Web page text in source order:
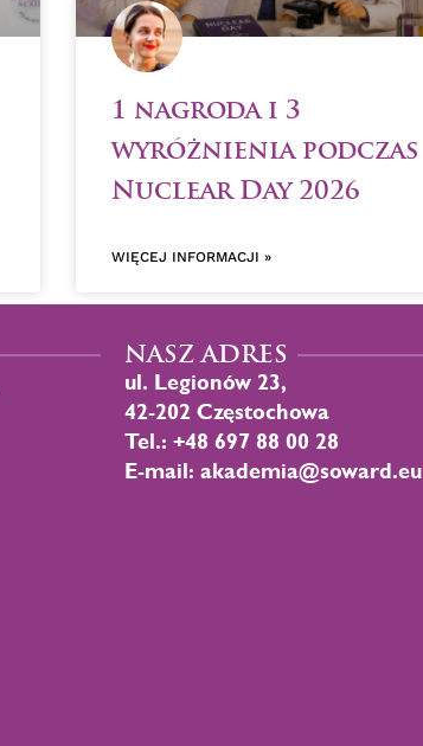
1 nagroda i 3
wyróżnienia podczas
Nuclear Day 2026
WIĘCEJ INFORMACJI »
NASZ ADRES
ul. Legionów 23,
42-202 Częstochowa
Tel.: +48 697 88 00 28
E-mail: akademia@soward.eu